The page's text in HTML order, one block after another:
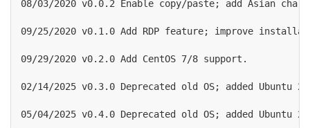
08/03/2020 v0.0.2 Enable copy/paste; add Asian
09/25/2020 v0.1.0 Add RDP feature; improve
09/29/2020 v0.2.0 Add CentOS 7/8 support.
02/14/2025 v0.3.0 Deprecated old OS; added Ubuntu